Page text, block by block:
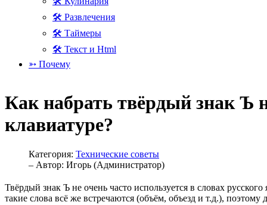
🛠 Развлечения
🛠 Таймеры
🛠 Текст и Html
➳ Почему
Как набрать твёрдый знак Ъ
клавиатуре?
Категория: Технические советы
– Автор: Игорь (Администратор)
Твёрдый знак Ъ не очень часто используется в словах
такие слова всё же встречаются (объём, объезд и т.д.), поэтому